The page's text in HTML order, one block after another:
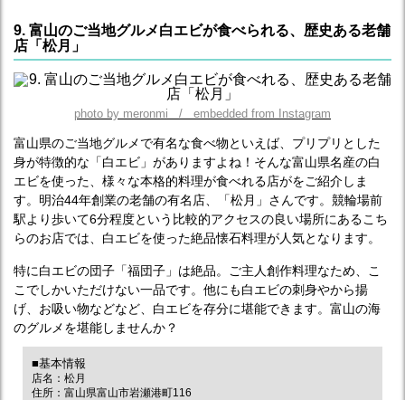
9. 富山のご当地グルメ白エビが食べられる、歴史ある老舗
店「松月」
photo by meronmi / embedded from Instagram
富山県のご当地グルメで有名な食べ物といえば、プリプリとした
身が特徴的な「白エビ」がありますよね！そんな富山県名産の白
エビを使った、様々な本格的料理が食べれる店がをご紹介しま
す。明治44年創業の老舗の有名店、「松月」さんです。競輪場前
駅より歩いて6分程度という比較的アクセスの良い場所にあるこち
らのお店では、白エビを使った絶品懐石料理が人気となります。
特に白エビの団子「福団子」は絶品。ご主人創作料理なため、こ
こでしかいただけない一品です。他にも白エビの刺身やから揚
げ、お吸い物などなど、白エビを存分に堪能できます。富山の海
のグルメを堪能しませんか？
■基本情報
店名：松月
住所：富山県富山市岩瀬港町116